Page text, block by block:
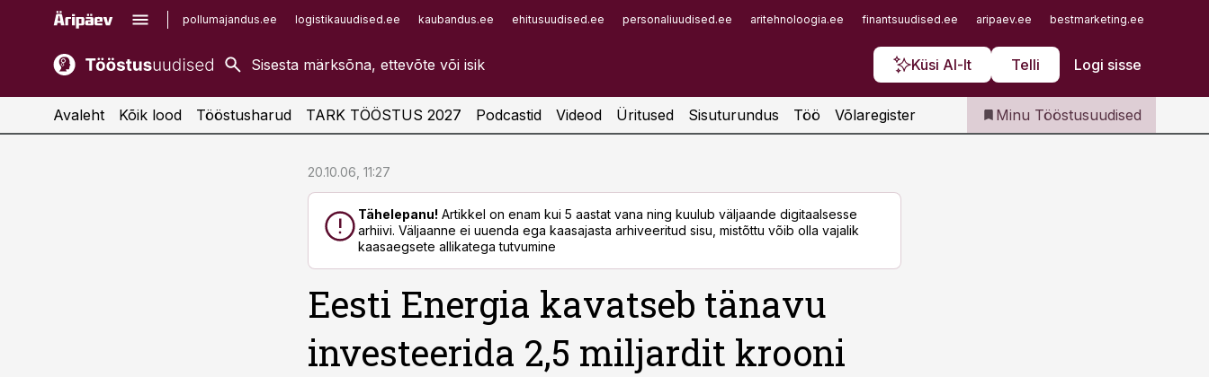
pollumajandus.ee logistikauudised.ee kaubandus.ee ehitusuudised.ee personaliuudised.ee aritehnoloogia.ee finantsuudised.ee aripaev.ee bestmarketing.ee
Küsi AI-lt Telli Logi sisse
kaubandus.ee
kinnisvarauudised.ee
imelineajalugu.ee
Infopank
Iseteenindus
Telli Tööstusuudised
Avaleht Kõik lood Tööstusharud TARK TÖÖSTUS 2027 Podcastid Videod Üritused Sisuturundus Töö Võlaregister Minu Tööstusuudised
20.10.06, 11:27
Tähelepanu! Artikkel on enam kui 5 aastat vana ning kuulub väljaande digitaalsesse
arhiivi. Väljaanne ei uuenda ega kaasajasta arhiveeritud sisu, mistõttu võib olla vajalik
kaasaegsete allikatega tutvumine
Eesti Energia kavatseb tänavu
investeerida 2,5 miljardit krooni